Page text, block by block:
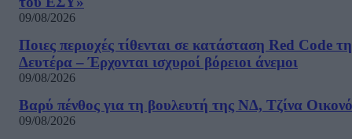
09/08/2026
Ποιες περιοχές τίθενται σε κατάσταση Red Code τη
Δευτέρα – Έρχονται ισχυροί βόρειοι άνεμοι
09/08/2026
Βαρύ πένθος για τη βουλευτή της ΝΔ, Τζίνα
09/08/2026